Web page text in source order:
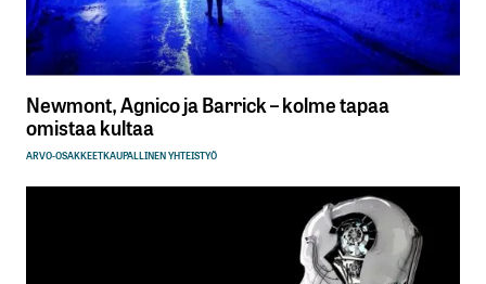
Newmont, Agnico ja Barrick – kolme tapaa
omistaa kultaa
ARVO-OSAKKEETKAUPALLINEN YHTEISTYÖ